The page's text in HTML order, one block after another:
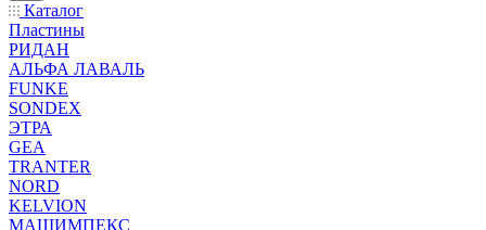
Каталог
Пластины
РИДАН
АЛЬФА ЛАВАЛЬ
FUNKE
SONDEX
ЭТРА
GEA
TRANTER
NORD
KELVION
МАШИМПЕКС